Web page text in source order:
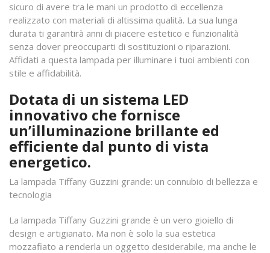
sicuro di avere tra le mani un prodotto di eccellenza
realizzato con materiali di altissima qualità. La sua lunga
durata ti garantirà anni di piacere estetico e funzionalità
senza dover preoccuparti di sostituzioni o riparazioni.
Affidati a questa lampada per illuminare i tuoi ambienti con
stile e affidabilità.
Dotata di un sistema LED
innovativo che fornisce
un’illuminazione brillante ed
efficiente dal punto di vista
energetico.
La lampada Tiffany Guzzini grande: un connubio di bellezza e
tecnologia
La lampada Tiffany Guzzini grande è un vero gioiello di
design e artigianato. Ma non è solo la sua estetica
mozzafiato a renderla un oggetto desiderabile, ma anche le